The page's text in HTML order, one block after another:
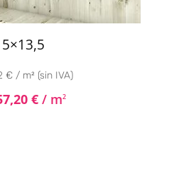
€ / m² (sin IVA)
€ / m2